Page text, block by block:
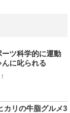
ツ科学的に運動
に叱られる
カリの牛脂グルメ3